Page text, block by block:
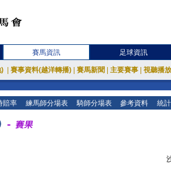
賽馬資訊 足球資訊
) 賽事資料(越洋轉播) 賽馬新聞 主要賽事 視聽播
賠率 練馬師分場表 騎師分場表 參考資料 統